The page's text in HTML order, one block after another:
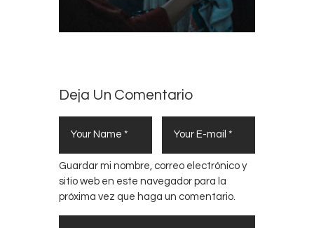
Deja Un Comentario
Guardar mi nombre, correo electrónico y
sitio web en este navegador para la
próxima vez que haga un comentario.